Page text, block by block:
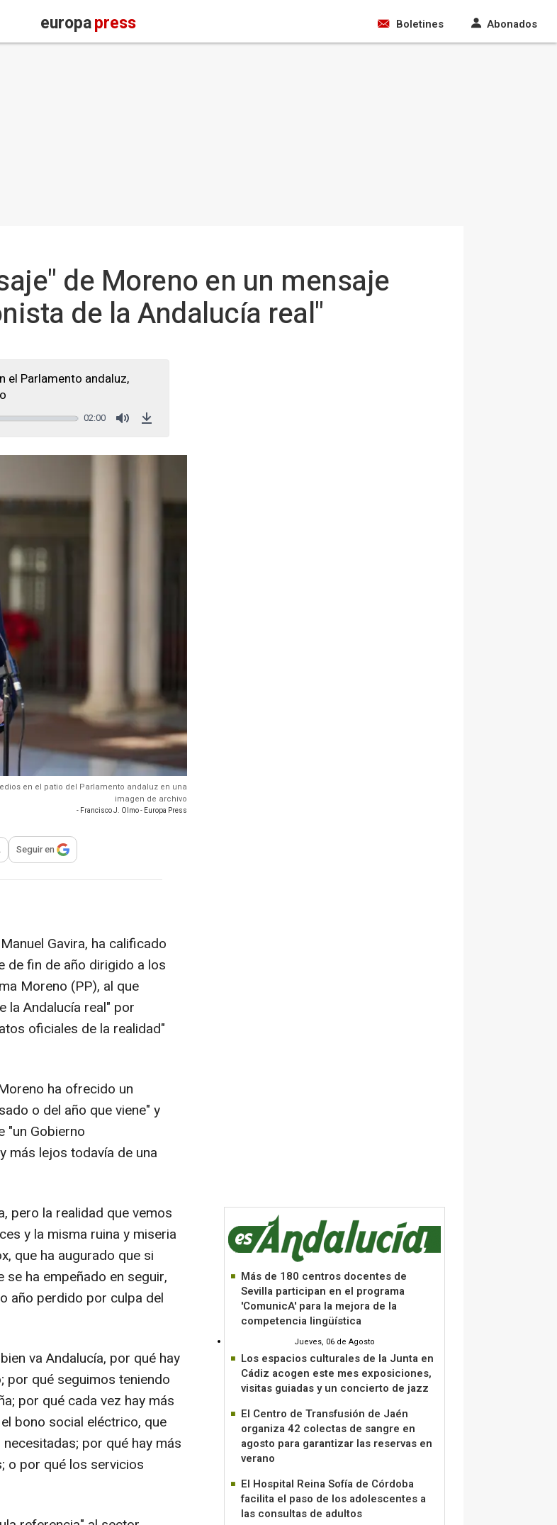
europapress Boletines Abonados
de Moreno en un mensaje
de la Andalucía real"
el Parlamento andaluz,
02:00
en el patio del Parlamento andaluz en una
imagen de archivo
- Francisco J. Olmo - Europa Press
para compartir
Seguir en
Gavira, ha calificado
de fin de año dirigido a los
Moreno (PP), al que
la Andalucía real" por
oficiales de la realidad"
ha ofrecido un
o del año que viene" y
"un Gobierno
más lejos todavía de una
pero la realidad que vemos
y la misma ruina y miseria
que ha augurado que si
ha empeñado en seguir,
año perdido por culpa del
va Andalucía, por qué hay
por qué seguimos teniendo
por qué cada vez hay más
bono social eléctrico, que
por qué hay más
o por qué los servicios
Más de 180 centros docentes de
Sevilla participan en el programa
'ComunicA' para la mejora de la
competencia lingüística
Jueves, 06 de Agosto
Los espacios culturales de la Junta en
Cádiz acogen este mes exposiciones,
visitas guiadas y un concierto de jazz
El Centro de Transfusión de Jaén
organiza 42 colectas de sangre en
agosto para garantizar las reservas en
verano
El Hospital Reina Sofía de Córdoba
facilita el paso de los adolescentes a
las consultas de adultos